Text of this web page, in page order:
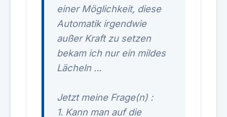
einer Möglichkeit, diese
Automatik irgendwie
außer Kraft zu setzen
bekam ich nur ein mildes
Lächeln ...
Jetzt meine Frage(n) :
1. Kann man auf die